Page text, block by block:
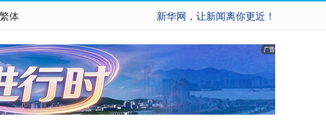
体 新华网，让新闻离你更近！